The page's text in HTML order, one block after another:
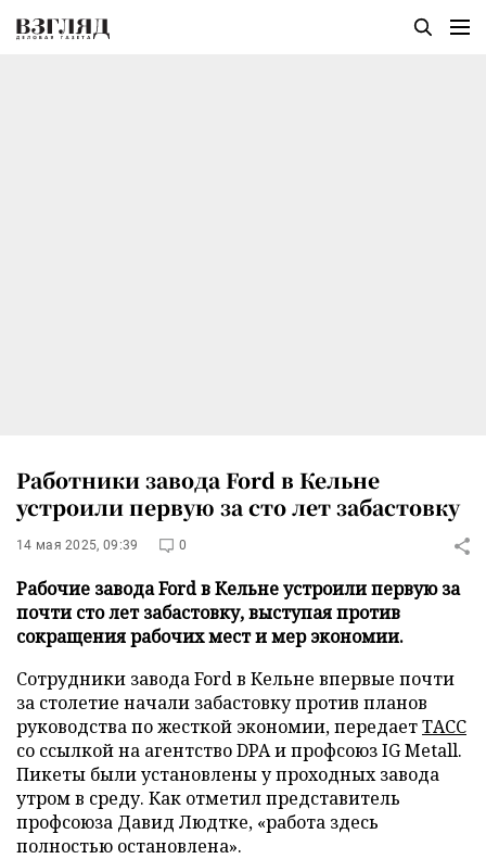
Работники завода Ford в Кельне
устроили первую за сто лет забастовку
14 мая 2025, 09:39 0
Рабочие завода Ford в Кельне устроили первую за
почти сто лет забастовку, выступая против
сокращения рабочих мест и мер экономии.
Сотрудники завода Ford в Кельне впервые почти
за столетие начали забастовку против планов
руководства по жесткой экономии, передаетТАСС
со ссылкой на агентство DPA и профсоюз IG Metall.
Пикеты были установлены у проходных завода
утром в среду. Как отметил представитель
профсоюза Давид Людтке, «работа здесь
полностью остановлена».